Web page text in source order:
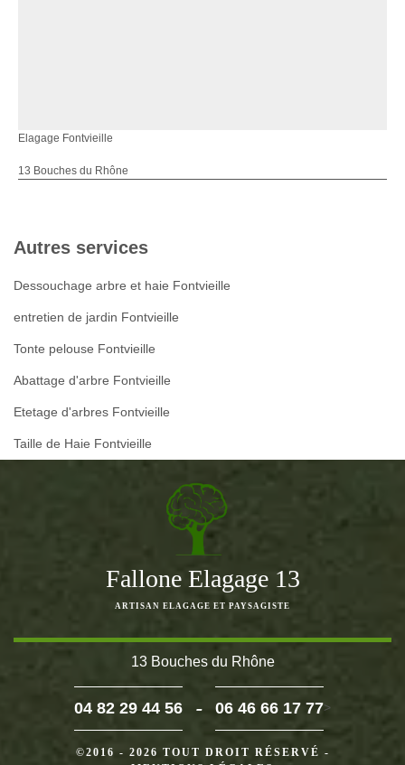
Elagage Fontvieille
13 Bouches du Rhône
Autres services
Dessouchage arbre et haie Fontvieille
entretien de jardin Fontvieille
Tonte pelouse Fontvieille
Abattage d'arbre Fontvieille
Etetage d'arbres Fontvieille
Taille de Haie Fontvieille
Fallone Elagage 13
ARTISAN ELAGAGE ET PAYSAGISTE
13 Bouches du Rhône
04 82 29 44 56 - 06 46 66 17 77>
©2016 - 2026 TOUT DROIT RÉSERVÉ -